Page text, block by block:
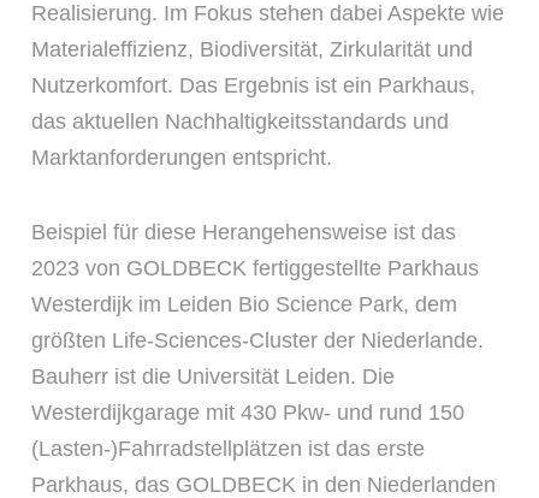
Realisierung. Im Fokus stehen dabei Aspekte wie
Materialeffizienz, Biodiversität, Zirkularität und
Nutzerkomfort. Das Ergebnis ist ein Parkhaus,
das aktuellen Nachhaltigkeitsstandards und
Marktanforderungen entspricht.
Beispiel für diese Herangehensweise ist das
2023 von GOLDBECK fertiggestellte Parkhaus
Westerdijk im Leiden Bio Science Park, dem
größten Life-Sciences-Cluster der Niederlande.
Bauherr ist die Universität Leiden. Die
Westerdijkgarage mit 430 Pkw- und rund 150
(Lasten-)Fahrradstellplätzen ist das erste
Parkhaus, das GOLDBECK in den Niederlanden